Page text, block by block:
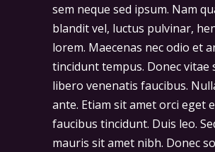
sem neque sed ipsum. Nam
blandit vel, luctus pulvinar,
lorem. Maecenas nec odio et
tincidunt tempus. Donec vitae
libero venenatis faucibus.
ante. Etiam sit amet orci eget
faucibus tincidunt. Duis leo.
mauris sit amet nibh. Donec